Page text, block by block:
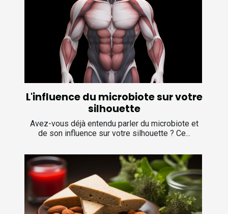
L'influence du microbiote sur votre
silhouette
Avez-vous déjà entendu parler du microbiote et
de son influence sur votre silhouette ? Ce...